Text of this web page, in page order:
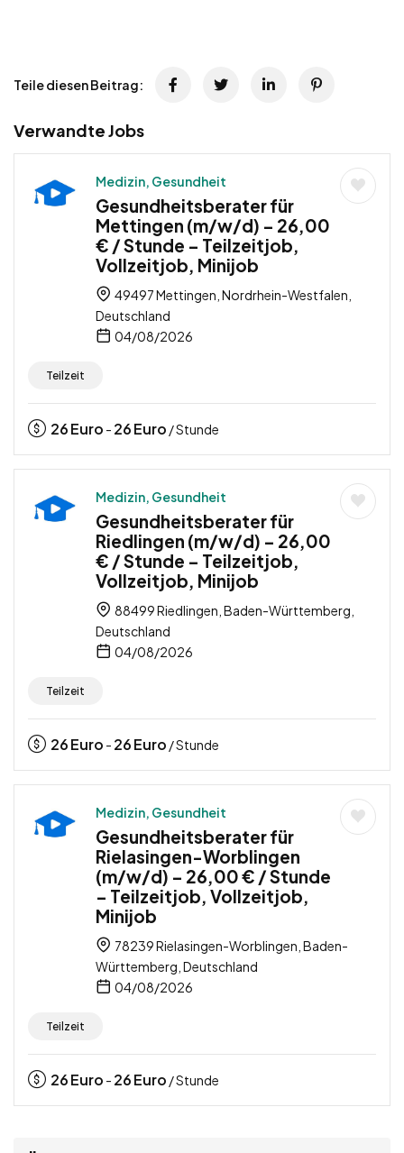
Teile diesen Beitrag:
Verwandte Jobs
Medizin, Gesundheit
Gesundheitsberater für
Mettingen (m/w/d) – 26,00
€ / Stunde – Teilzeitjob,
Vollzeitjob, Minijob
49497 Mettingen, Nordrhein-Westfalen,
Deutschland
04/08/2026
Teilzeit
26Euro - 26Euro / Stunde
Medizin, Gesundheit
Gesundheitsberater für
Riedlingen (m/w/d) – 26,00
€ / Stunde – Teilzeitjob,
Vollzeitjob, Minijob
88499 Riedlingen, Baden-Württemberg,
Deutschland
04/08/2026
Teilzeit
26Euro - 26Euro / Stunde
Medizin, Gesundheit
Gesundheitsberater für
Rielasingen-Worblingen
(m/w/d) – 26,00 € / Stunde
– Teilzeitjob, Vollzeitjob,
Minijob
78239 Rielasingen-Worblingen, Baden-
Württemberg, Deutschland
04/08/2026
Teilzeit
26Euro - 26Euro / Stunde